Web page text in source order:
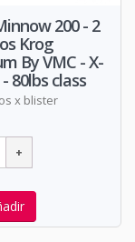
200 - 2
Krog
By VMC - X-
80lbs class
x blister